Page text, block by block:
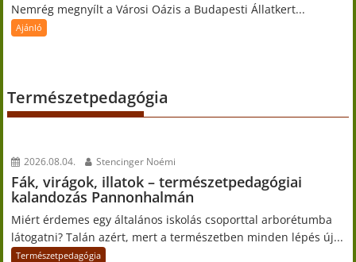
Nemrég megnyílt a Városi Oázis a Budapesti Állatkert...
Ajánló
Természetpedagógia
2026.08.04. Stencinger Noémi
Fák, virágok, illatok – természetpedagógiai
kalandozás Pannonhalmán
Miért érdemes egy általános iskolás csoporttal arborétumba
látogatni? Talán azért, mert a természetben minden lépés új...
Természetpedagógia